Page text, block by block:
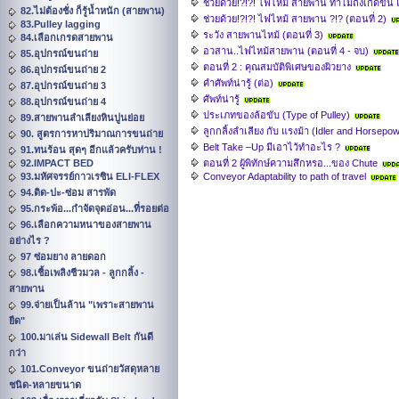
82.ไม่ต้องชั่ง ก็รู้น้ำหนัก (สายพาน)
83.Pulley lagging
84.เลือกเกรดสายพาน
85.อุปกรณ์ขนถ่าย
86.อุปกรณ์ขนถ่าย 2
87.อุปกรณ์ขนถ่าย 3
88.อุปกรณ์ขนถ่าย 4
89.สายพานลำเลียงหินปูนย่อย
90. สูตรการหาปริมาณการขนถ่าย
91.ทนร้อน สุดๆ อีกแล้วครับท่าน !
92.IMPACT BED
93.มหัศจรรย์กาวเรซิน ELI-FLEX
94.ติด-ปะ-ซ่อม สารพัด
95.กระพ้อ...กำจัดจุดอ่อน...ที่รอยต่อ
96.เลือกความหนาของสายพาน
อย่างไร ?
97 ซ่อมยาง ลายดอก
98.เชื้อเพลิงชีวมวล - ลูกกลิ้ง -
สายพาน
99.จ่ายเป็นล้าน "เพราะสายพาน
ยืด"
100.มาเล่น Sidewall Belt กันดี
กว่า
101.Conveyor ขนถ่ายวัสดุหลาย
ชนิด-หลายขนาด
ช่วยด้วย!?!?! ไฟไหม้ สายพาน ทำไมถึงเกิดขึ้น
ช่วยด้วย!?!?! ไฟไหม้ สายพาน ?!? (ตอนที่ 2)
ระวัง สายพานไหม้ (ตอนที่ 3)
อวสาน..ไฟไหม้สายพาน (ตอนที่ 4 - จบ)
ตอนที่ 2 : คุณสมบัติพิเศษของผิวยาง
คำศัพท์น่ารู้ (ต่อ)
ศัพท์น่ารู้
ประเภทของล้อขับ (Type of Pulley)
ลูกกลิ้งลำเลียง กับ แรงม้า (Idler and
Belt Take –Up มีเอาไว้ทำอะไร ?
ตอนที่ 2 ผู้พิทักษ์ความสึกหรอ...ของ Chute
Conveyor Adaptability to path of travel